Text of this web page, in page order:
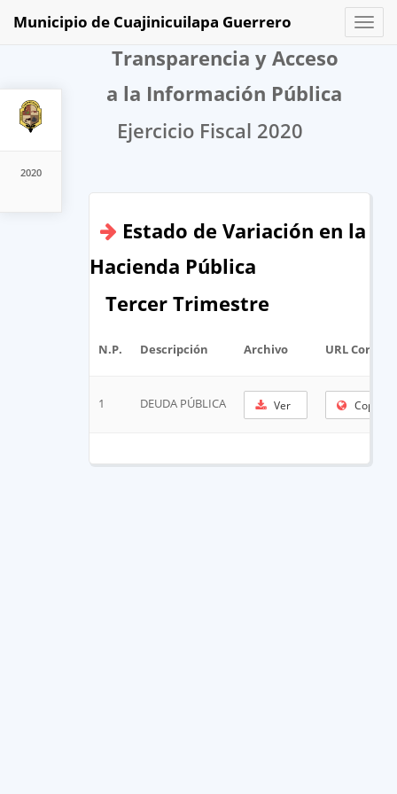
2020
Toggle
Municipio de Cuajinicuilapa Guerrero
Transparencia y Acceso
a la Información Pública
Ejercicio Fiscal 2020
Estado de Variación en la
Hacienda Pública
Tercer Trimestre
N.P. Descripción Archivo URL Corta
1 DEUDA PÚBLICA Ver Copiar